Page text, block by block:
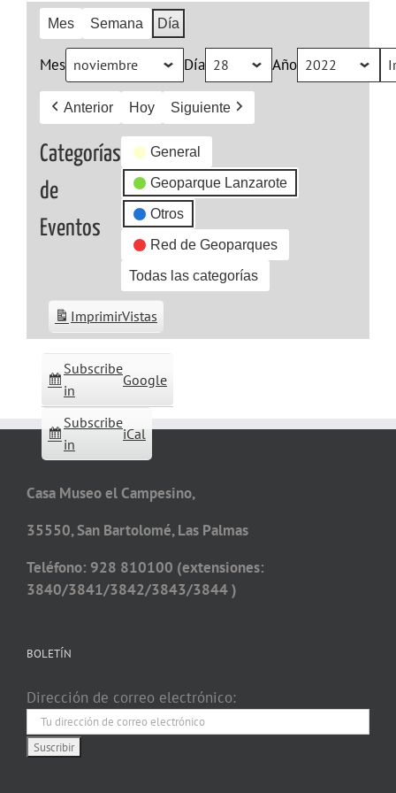
Mes Semana Día
Mes Día Año
Anterior Hoy Siguiente
Categorías
de
Eventos
General
Geoparque Lanzarote
Otros
Red de Geoparques
Todas las categorías
Subscribe
in
Google
Subscribe
in
iCal
ImprimirVistas
Casa Museo el Campesino,
35550, San Bartolomé, Las Palmas
Teléfono: 928 810100 (extensiones:
3840/3841/3842/3843/3844 )
BOLETÍN
Dirección de correo electrónico: